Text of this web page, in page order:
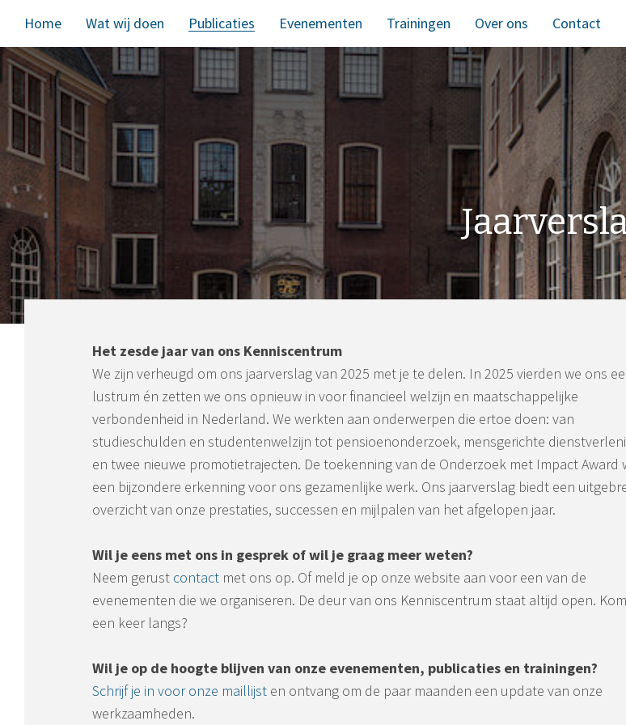
Home Wat wij doen Publicaties Evenementen Trainingen Over ons Contact
Het zesde jaar van ons Kenniscentrum
We zijn verheugd om ons jaarverslag van 2025 met je te delen. In 2025 vierden we ons
lustrum én zetten we ons opnieuw in voor financieel welzijn en maatschappelijke
verbondenheid in Nederland. We werkten aan onderwerpen die ertoe doen: van
studieschulden en studentenwelzijn tot pensioenonderzoek, mensgerichte
en twee nieuwe promotietrajecten. De toekenning van de Onderzoek met Impact Award
een bijzondere erkenning voor ons gezamenlijke werk. Ons jaarverslag biedt een
overzicht van onze prestaties, successen en mijlpalen van het afgelopen jaar.
Wil je eens met ons in gesprek of wil je graag meer weten?
Neem gerust contact met ons op. Of meld je op onze website aan voor een van de
evenementen die we organiseren. De deur van ons Kenniscentrum staat altijd open.
een keer langs?
Wil je op de hoogte blijven van onze evenementen, publicaties en trainingen?
Schrijf je in voor onze maillijst en ontvang om de paar maanden een update van onze
werkzaamheden.